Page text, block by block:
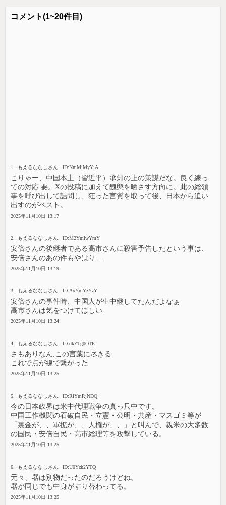
コメント(1~20件目)
1. もえるななしさん. ID:NmMjMyYjA
こりゃー、中国本土（習近平）承知の上の策謀だな。良く練っ
ての対応 要。Xの投稿に加えて醜態を晒さす方向に。此の総領
事を呼び出して詰問し、狂った言質を取って後、日本から追い
出すのがベスト。
2025年11月10日 13:17
2. もえるななしさん. ID:M2YmIwYmY
安倍さんの後継者である高市さんに殺害予告したという事は、
安倍さんのあの件もやはり….
2025年11月10日 13:19
3. もえるななしさん. ID:AxYmYzYzY
安倍さんの事件時、中国人が生中継してたんだよなぁ
高市さんは気をつけてほしい
2025年11月10日 13:24
4. もえるななしさん. ID:dkZTg0OTE
さもありなん,この言葉に尽きる
これで点が線で繋がった
2025年11月10日 13:25
5. もえるななしさん. ID:RiYmRjNDQ
今の日本政界は米中代理戦争の真っ只中です。
中国工作機関の石破自民・立憲・公明・共産・マスゴミ等が
「裏金が、、軍拡が、、人権が、、」と叫んで、親米の大多数
の国民・安倍自民・高市総理等を攻撃している。
2025年11月10日 13:25
6. もえるななしさん. ID:U0Yzk2YTQ
元々、器は別物だったのだろうけどね。
器が同じでも中身がすり替わってる。
2025年11月10日 13:25